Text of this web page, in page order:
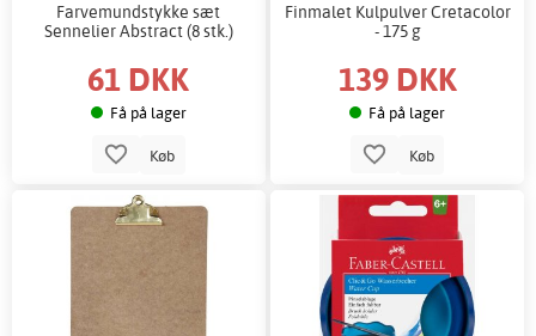
Farvemundstykke sæt
Sennelier Abstract (8 stk.)
61 DKK
Få på lager
Køb
Finmalet Kulpulver Cretacolor
- 175 g
139 DKK
Få på lager
Køb